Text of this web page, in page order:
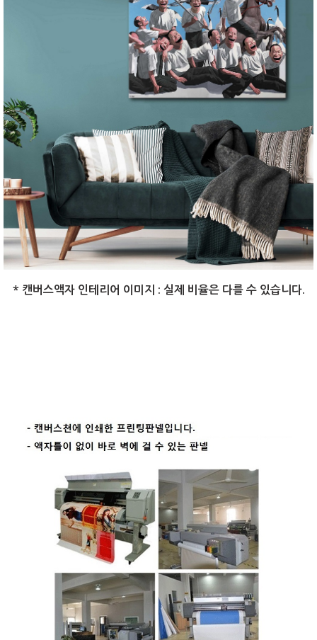
* 캔버스액자 인테리어 이미지 : 실제 비율은 다를 수 있습니다.